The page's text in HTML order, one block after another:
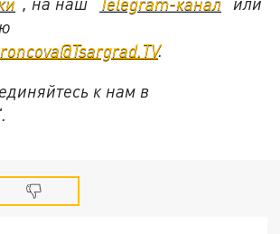
.
к нам в